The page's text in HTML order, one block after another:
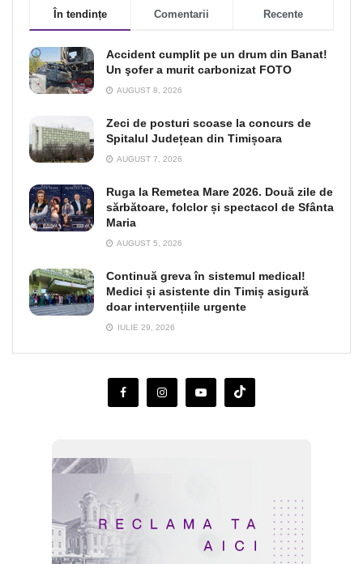
În tendințe Comentarii Recente
Accident cumplit pe un drum din Banat!
Un şofer a murit carbonizat FOTO
AUGUST 8, 2026
Zeci de posturi scoase la concurs de
Spitalul Județean din Timișoara
AUGUST 7, 2026
Ruga la Remetea Mare 2026. Două zile de
sărbătoare, folclor și spectacol de Sfânta
Maria
AUGUST 5, 2026
Continuă greva în sistemul medical!
Medici și asistente din Timiș asigură
doar intervențiile urgente
IULIE 29, 2026